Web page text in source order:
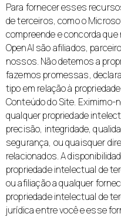
Para fornecer esses
de terceiros, como o
compreende e concorda
OpenAI são afiliados,
nossos. Não detemos a
fazemos promessas,
tipo em relação à
Conteúdo do Site. Eximimo-
qualquer propriedade
precisão, integridade,
segurança, ou quaisquer
relacionados. A
propriedade intelectual de
ou afiliação a qualquer
propriedade intelectual de
jurídica entre você e esse